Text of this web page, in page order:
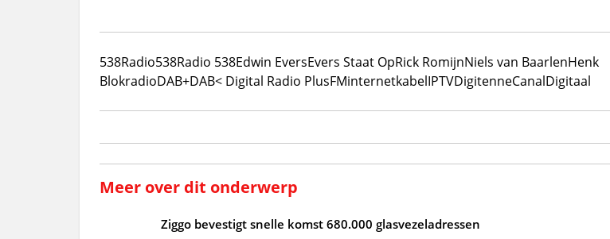
538Radio538Radio 538Edwin EversEvers Staat OpRick RomijnNiels van BaarlenHenk
BlokradioDAB+DAB< Digital Radio PlusFMinternetkabelIPTVDigitenneCanalDigitaal
Meer over dit onderwerp
Ziggo bevestigt snelle komst 680.000 glasvezeladressen